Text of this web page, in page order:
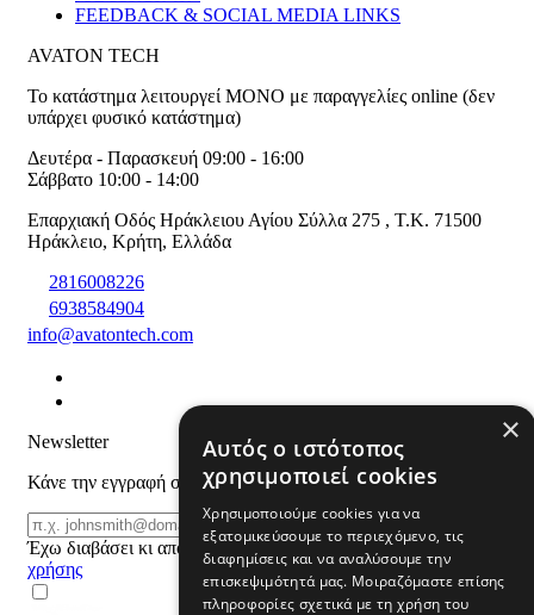
FEEDBACK & SOCIAL MEDIA LINKS
AVATON TECH
Το κατάστημα λειτουργεί ΜΟΝΟ με παραγγελίες online (δεν
υπάρχει φυσικό κατάστημα)
Δευτέρα - Παρασκευή 09:00 - 16:00
Σάββατο 10:00 - 14:00
Επαρχιακή Οδός Ηράκλειου Αγίου Σύλλα 275 , T.K. 71500
Ηράκλειο, Κρήτη, Ελλάδα
2816008226
6938584904
info@avatontech.com
Newsletter
Κάνε την εγγραφή σου και μάθε για προϊόντα και προσφορές
Email
ΕΓΓΡΑΦΗ
Έχω διαβάσει κι αποδέχομαι τουςόρους
χρήσης
×
Αυτός ο ιστότοπος
χρησιμοποιεί cookies
Χρησιμοποιούμε cookies για να
εξατομικεύσουμε το περιεχόμενο, τις
διαφημίσεις και να αναλύσουμε την
επισκεψιμότητά μας. Μοιραζόμαστε επίσης
πληροφορίες σχετικά με τη χρήση του